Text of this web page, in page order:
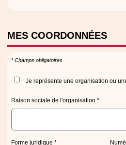
MES COORDONNÉES
* Champs obligatoires
Je représente une organisation ou
Raison sociale de l'organisation
Forme juridique